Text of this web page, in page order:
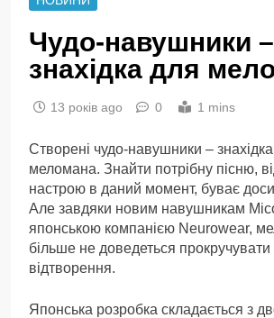
Чудо-навушники –
знахідка для
13 років ago 0 1 mins
Створені чудо-навушники –
меломана. Знайти потрібну пісню,
настрою в даний момент, буває
Але завдяки новим навушникам
японською компанією Neurowear,
більше не доведеться прокручувати
відтворення.
Японська розробка складається з